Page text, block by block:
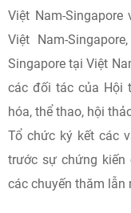
Việt Nam-
Việt Nam-
Singapore tại Việt
các đối tác của Hội
hóa, thể thao, hội
Tổ chức ký kết các
trước sự chứng
các chuyến thăm lẫn